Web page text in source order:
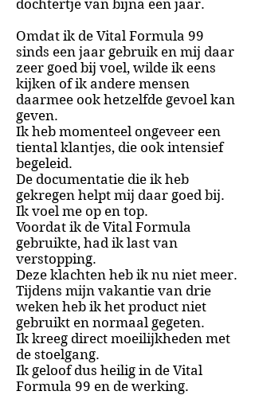
dochtertje van bijna een jaar.
Omdat ik de Vital Formula 99
sinds een jaar gebruik en mij daar
zeer goed bij voel, wilde ik eens
kijken of ik andere mensen
daarmee ook hetzelfde gevoel kan
geven.
Ik heb momenteel ongeveer een
tiental klantjes, die ook intensief
begeleid.
De documentatie die ik heb
gekregen helpt mij daar goed bij.
Ik voel me op en top.
Voordat ik de Vital Formula
gebruikte, had ik last van
verstopping.
Deze klachten heb ik nu niet meer.
Tijdens mijn vakantie van drie
weken heb ik het product niet
gebruikt en normaal gegeten.
Ik kreeg direct moeilijkheden met
de stoelgang.
Ik geloof dus heilig in de Vital
Formula 99 en de werking.